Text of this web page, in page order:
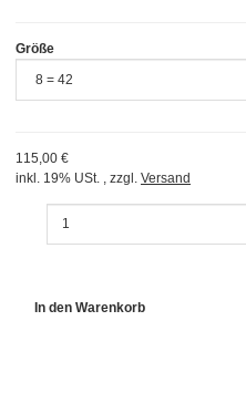
Größe
115,00 €
inkl. 19% USt. , zzgl. Versand
In den Warenkorb